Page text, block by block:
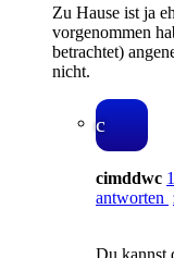
Zu Hause ist ja
vorgenommen
betrachtet)
nicht.
c
cimddwc
antworten
Du kannst